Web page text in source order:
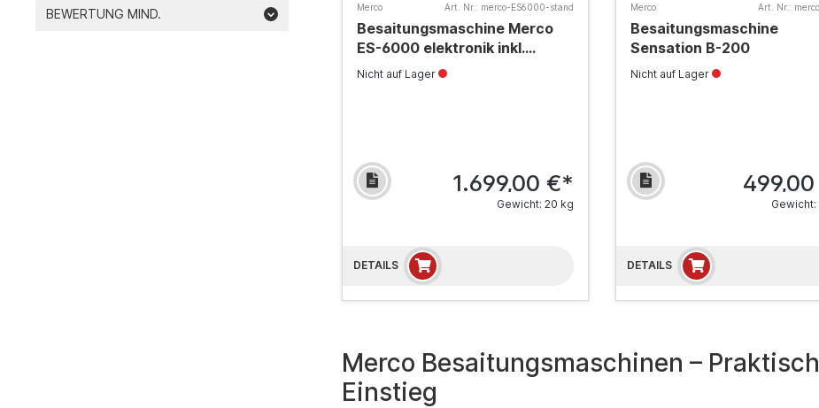
BEWERTUNG MIND. Merco Art. Nr.: merco-ES6000-stand
Besaitungsmaschine Merco
ES-6000 elektronik inkl.
Standfuß
Nicht auf Lager
1.699,00 €*
Gewicht: 20 kg
DETAILS
Merco Art. Nr.:
Besaitungsmaschine
Sensation B-200
Nicht auf Lager
Gewicht:
DETAILS
Merco Besaitungsmaschinen –
Einstieg